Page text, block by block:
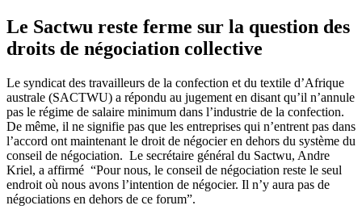
Le Sactwu reste ferme sur la question des
droits de négociation collective
Le syndicat des travailleurs de la confection et du textile d’Afrique
australe (SACTWU) a répondu au jugement en disant qu’il n’annule
pas le régime de salaire minimum dans l’industrie de la confection.
De même, il ne signifie pas que les entreprises qui n’entrent pas dans
l’accord ont maintenant le droit de négocier en dehors du système du
conseil de négociation. Le secrétaire général du Sactwu, Andre
Kriel, a affirmé “Pour nous, le conseil de négociation reste le seul
endroit où nous avons l’intention de négocier. Il n’y aura pas de
négociations en dehors de ce forum”.